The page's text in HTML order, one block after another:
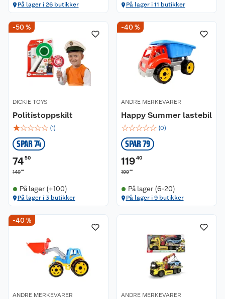
På lager i 26 butikker På lager i 11 butikker
-50 %
DICKIE TOYS
Politistoppskilt
☆☆☆☆☆ (1)
SPAR 74
7450
14900
På lager (+100)
På lager i 3 butikker
-40 %
ANDRE MERKEVARER
Happy Summer lastebil
☆☆☆☆☆ (0)
SPAR 79
11940
19900
På lager (6-20)
På lager i 9 butikker
-40 %
ANDRE MERKEVARER ANDRE MERKEVARER